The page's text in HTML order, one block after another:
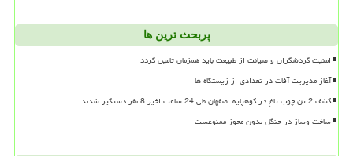
پربحث ترین ها
امنیت گردشگران و صیانت از طبیعت باید همزمان تامین گردد
آغاز مدیریت آفات در تعدادی از زیستگاه ها
کشف 2 تن چوب تاغ در کوهپایه اصفهان طی 24 ساعت اخیر 8 نفر دستگیر شدند
ساخت وساز در جنگل بدون مجوز ممنوعست